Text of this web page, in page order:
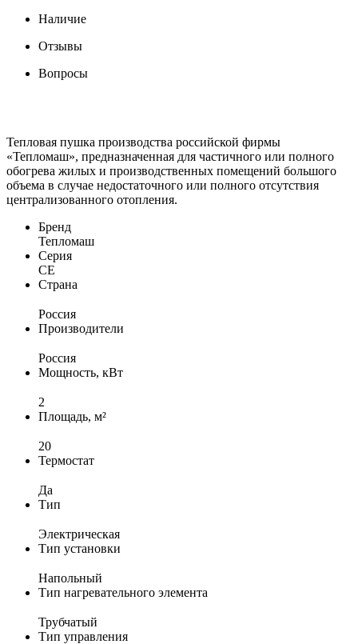
Наличие
Отзывы
Вопросы
Тепловая пушка производства российской фирмы
«Тепломаш», предназначенная для частичного или полного
обогрева жилых и производственных помещений большого
объема в случае недостаточного или полного отсутствия
централизованного отопления.
Бренд
Тепломаш
Серия
СЕ
Страна
Россия
Производители
Россия
Мощность, кВт
2
Площадь, м²
20
Термостат
Да
Тип
Электрическая
Тип установки
Напольный
Тип нагревательного элемента
Трубчатый
Тип управления